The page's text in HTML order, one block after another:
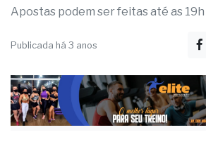
Apostas podem ser feitas até as 19h
Publicada há 3 anos